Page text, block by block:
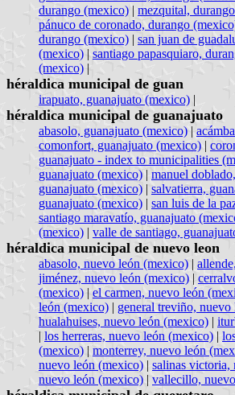
durango (mexico) | mezquital,
pánuco de coronado, durango
durango (mexico) | san juan de
(mexico) | santiago papasquiaro,
(mexico) |
héraldica municipal de guan
irapuato, guanajuato (mexico) |
héraldica municipal de guanajuato
abasolo, guanajuato (mexico) |
comonfort, guanajuato (mexico) |
guanajuato - index to municipalities
guanajuato (mexico) | manuel
guanajuato (mexico) | salvatierra,
guanajuato (mexico) | san luis de la
santiago maravatío, guanajuato
(mexico) | valle de santiago,
héraldica municipal de nuevo leon
abasolo, nuevo león (mexico) |
jiménez, nuevo león (mexico) |
(mexico) | el carmen, nuevo león
león (mexico) | general treviño,
hualahuises, nuevo león (mexico) |
| los herreras, nuevo león (mexico) |
(mexico) | monterrey, nuevo león
nuevo león (mexico) | salinas victoria,
nuevo león (mexico) | vallecillo,